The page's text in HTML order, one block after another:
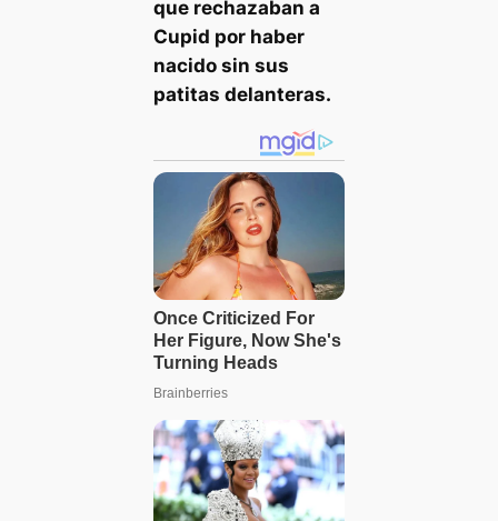
que rechazaban a
Cupid por haber
nacido sin sus
patitas delanteras.